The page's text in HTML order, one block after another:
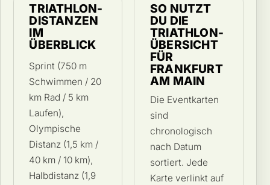
TRIATHLON-
DISTANZEN
IM
ÜBERBLICK
Sprint (750 m
Schwimmen / 20
km Rad / 5 km
Laufen),
Olympische
Distanz (1,5 km /
40 km / 10 km),
Halbdistanz (1,9
SO NUTZT
DU DIE
TRIATHLON-
ÜBERSICHT
FÜR
FRANKFURT
AM MAIN
Die Eventkarten
sind
chronologisch
nach Datum
sortiert. Jede
Karte verlinkt auf